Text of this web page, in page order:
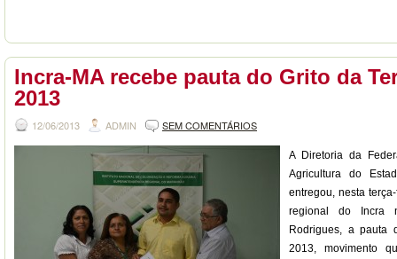
Incra-MA recebe pauta do Grito da
2013
12/06/2013 ADMIN SEM COMENTÁRIOS
A Diretoria da
Agricultura do
entregou, nesta
regional do Incra
Rodrigues, a pauta
2013, movimento